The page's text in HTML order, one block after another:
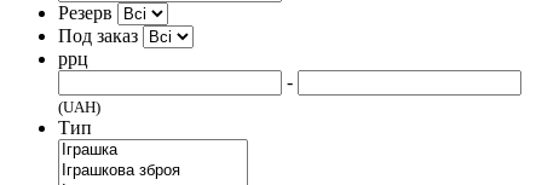
Резерв
Под заказ
ррц
-
(UAH)
Тип